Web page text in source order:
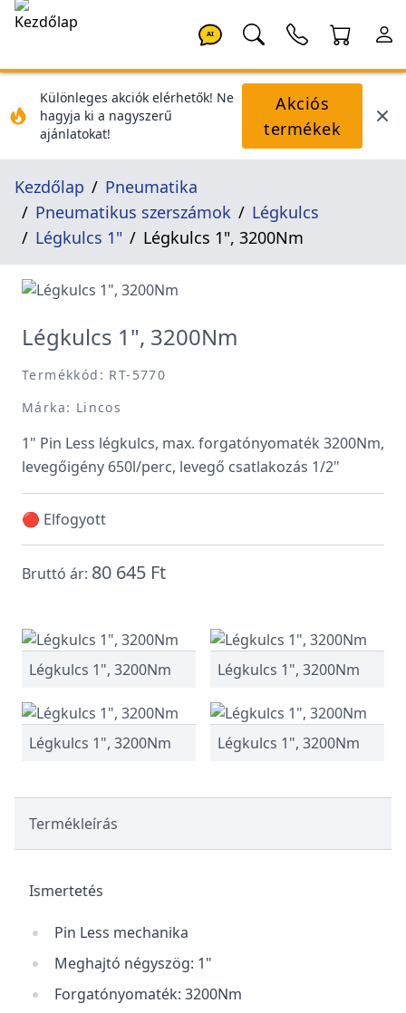
AI
Különleges akciók elérhetők! Ne
hagyja ki a nagyszerű
ajánlatokat!
Akciós
termékek
Kezdőlap
Pneumatika
Pneumatikus szerszámok
Légkulcs
Légkulcs 1"
Légkulcs 1", 3200Nm
Légkulcs 1", 3200Nm
Termékkód: RT-5770
Márka: Lincos
1" Pin Less légkulcs, max. forgatónyomaték 3200Nm,
levegőigény 650l/perc, levegő csatlakozás 1/2"
🔴 Elfogyott
Bruttó ár: 80 645 Ft
Légkulcs 1", 3200Nm Légkulcs 1", 3200Nm
Légkulcs 1", 3200Nm Légkulcs 1", 3200Nm
Termékleírás
Ismertetés
Pin Less mechanika
Meghajtó négyszög: 1"
Forgatónyomaték: 3200Nm